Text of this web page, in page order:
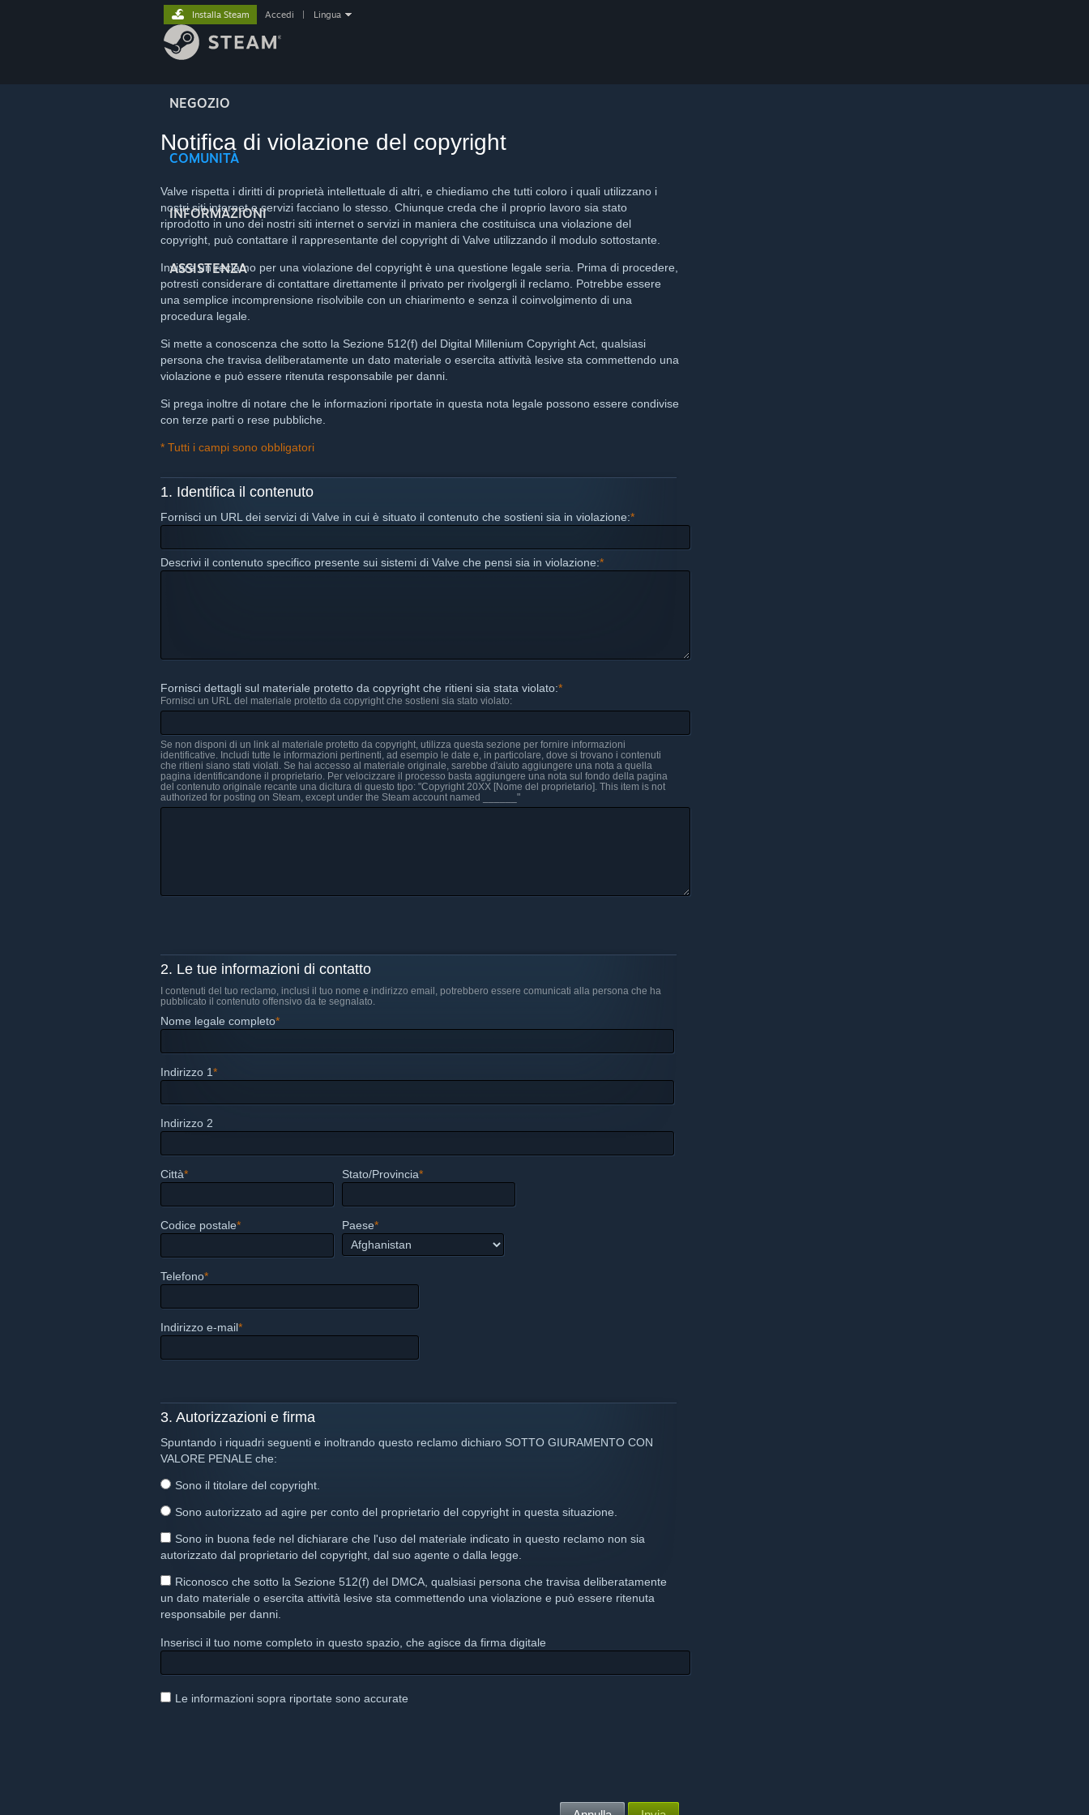
NEGOZIO
COMUNITÀ
INFORMAZIONI
ASSISTENZA
Installa Steam Accedi Lingua
Notifica di violazione del copyright
Valve rispetta i diritti di proprietà intellettuale di altri, e chiediamo che tutti coloro i quali utilizzano i
nostri siti internet e servizi facciano lo stesso. Chiunque creda che il proprio lavoro sia stato
riprodotto in uno dei nostri siti internet o servizi in maniera che costituisca una violazione del
copyright, può contattare il rappresentante del copyright di Valve utilizzando il modulo sottostante.
Inviare un reclamo per una violazione del copyright è una questione legale seria. Prima di procedere,
potresti considerare di contattare direttamente il privato per rivolgergli il reclamo. Potrebbe essere
una semplice incomprensione risolvibile con un chiarimento e senza il coinvolgimento di una
procedura legale.
Si mette a conoscenza che sotto la Sezione 512(f) del Digital Millenium Copyright Act, qualsiasi
persona che travisa deliberatamente un dato materiale o esercita attività lesive sta commettendo una
violazione e può essere ritenuta responsabile per danni.
Si prega inoltre di notare che le informazioni riportate in questa nota legale possono essere condivise
con terze parti o rese pubbliche.
* Tutti i campi sono obbligatori
1. Identifica il contenuto
Fornisci un URL dei servizi di Valve in cui è situato il contenuto che sostieni sia in violazione:*
Descrivi il contenuto specifico presente sui sistemi di Valve che pensi sia in violazione:*
Fornisci dettagli sul materiale protetto da copyright che ritieni sia stata violato:*
Fornisci un URL del materiale protetto da copyright che sostieni sia stato violato:
Se non disponi di un link al materiale protetto da copyright, utilizza questa sezione per fornire informazioni
identificative. Includi tutte le informazioni pertinenti, ad esempio le date e, in particolare, dove si trovano i contenuti
che ritieni siano stati violati. Se hai accesso al materiale originale, sarebbe d'aiuto aggiungere una nota a quella
pagina identificandone il proprietario. Per velocizzare il processo basta aggiungere una nota sul fondo della pagina
del contenuto originale recante una dicitura di questo tipo: "Copyright 20XX [Nome del proprietario]. This item is not
authorized for posting on Steam, except under the Steam account named ______"
2. Le tue informazioni di contatto
I contenuti del tuo reclamo, inclusi il tuo nome e indirizzo email, potrebbero essere comunicati alla persona che ha
pubblicato il contenuto offensivo da te segnalato.
Nome legale completo*
Indirizzo 1*
Indirizzo 2
Città* Stato/Provincia*
Codice postale* Paese*
Telefono*
Indirizzo e-mail*
3. Autorizzazioni e firma
Spuntando i riquadri seguenti e inoltrando questo reclamo dichiaro SOTTO GIURAMENTO CON
VALORE PENALE che:
Sono il titolare del copyright.
Sono autorizzato ad agire per conto del proprietario del copyright in questa situazione.
Sono in buona fede nel dichiarare che l'uso del materiale indicato in questo reclamo non sia
autorizzato dal proprietario del copyright, dal suo agente o dalla legge.
Riconosco che sotto la Sezione 512(f) del DMCA, qualsiasi persona che travisa deliberatamente
un dato materiale o esercita attività lesive sta commettendo una violazione e può essere ritenuta
responsabile per danni.
Inserisci il tuo nome completo in questo spazio, che agisce da firma digitale
Le informazioni sopra riportate sono accurate